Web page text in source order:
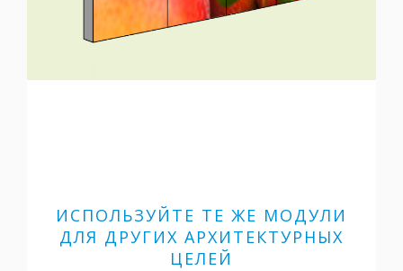
ИСПОЛЬЗУЙТЕ ТЕ ЖЕ МОДУЛИ
ДЛЯ ДРУГИХ АРХИТЕКТУРНЫХ
ЦЕЛЕЙ